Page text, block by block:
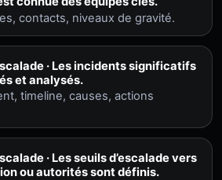
contacts, niveaux de gravité.
· Les incidents significatifs
et analysés.
timeline, causes, actions
· Les seuils d’escalade vers
ou autorités sont définis.